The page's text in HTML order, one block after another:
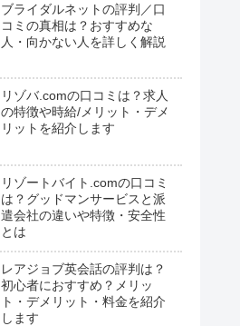
ブライダルネットの評判／口
コミの真相は？おすすめな
人・向かない人を詳しく解説
リゾバ.comの口コミは？求人
の特徴や時給/メリット・デメ
リットを紹介します
リゾートバイト.comの口コミ
は？グッドマンサービスと派
遣会社の違いや特徴・安全性
とは
レアジョブ英会話の評判は？
初心者におすすめ？メリッ
ト・デメリット・料金を紹介
します